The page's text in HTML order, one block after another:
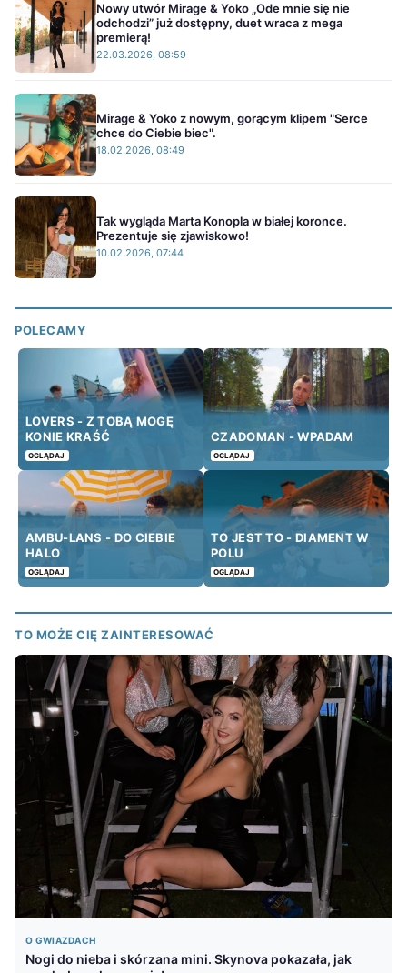
Nowy utwór Mirage & Yoko „Ode mnie się nie
odchodzi” już dostępny, duet wraca z mega
premierą!
22.03.2026, 08:59
Mirage & Yoko z nowym, gorącym klipem "Serce
chce do Ciebie biec".
18.02.2026, 08:49
Tak wygląda Marta Konopla w białej koronce.
Prezentuje się zjawiskowo!
10.02.2026, 07:44
POLECAMY
LOVERS - Z TOBĄ MOGĘ
KONIE KRAŚĆ
OGLĄDAJ
CZADOMAN - WPADAM
OGLĄDAJ
AMBU-LANS - DO CIEBIE
HALO
OGLĄDAJ
TO JEST TO - DIAMENT W
POLU
OGLĄDAJ
TO MOŻE CIĘ ZAINTERESOWAĆ
O GWIAZDACH
Nogi do nieba i skórzana mini. Skynova pokazała, jak